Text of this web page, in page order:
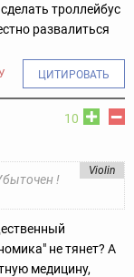
троллейбус
развалиться
ЦИТИРОВАТЬ
10
Violin
!
не тянет? А
медицину,